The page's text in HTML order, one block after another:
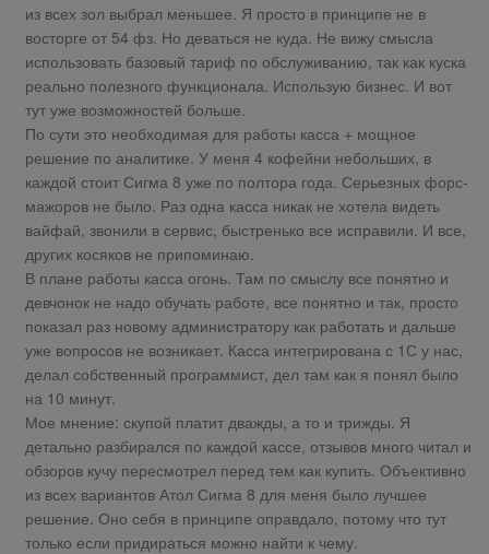
из всех зол выбрал меньшее. Я просто в принципе не в
восторге от 54 фз. Но деваться не куда. Не вижу смысла
использовать базовый тариф по обслуживанию, так как куска
реально полезного функционала. Использую бизнес. И вот
тут уже возможностей больше.
По сути это необходимая для работы касса + мощное
решение по аналитике. У меня 4 кофейни небольших, в
каждой стоит Сигма 8 уже по полтора года. Серьезных форс-
мажоров не было. Раз одна касса никак не хотела видеть
вайфай, звонили в сервис, быстренько все исправили. И все,
других косяков не припоминаю.
В плане работы касса огонь. Там по смыслу все понятно и
девчонок не надо обучать работе, все понятно и так, просто
показал раз новому администратору как работать и дальше
уже вопросов не возникает. Касса интегрирована с 1С у нас,
делал собственный программист, дел там как я понял было
на 10 минут.
Мое мнение: скупой платит дважды, а то и трижды. Я
детально разбирался по каждой кассе, отзывов много читал и
обзоров кучу пересмотрел перед тем как купить. Объективно
из всех вариантов Атол Сигма 8 для меня было лучшее
решение. Оно себя в принципе оправдало, потому что тут
только если придираться можно найти к чему.